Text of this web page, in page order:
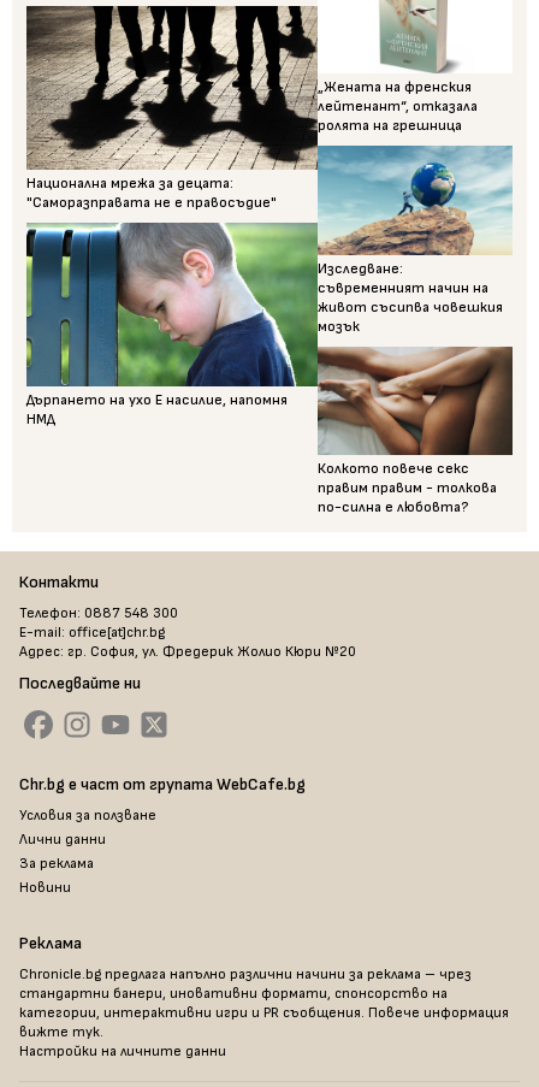
Национална мрежа за децата:
"Саморазправата не е правосъдие"
Дърпането на ухо Е насилие, напомня
НМД
„Жената на френския
лейтенант“, отказала
ролята на грешница
Изследване:
съвременният начин на
живот съсипва човешкия
мозък
Колкото повече секс
правим правим - толкова
по-силна е любовта?
Контакти
Телефон: 0887 548 300
E-mail: office[at]chr.bg
Адрес: гр. София, ул. Фредерик Жолио Кюри №20
Последвайте ни
Chr.bg е част от групата WebCafe.bg
Условия за ползване
Лични данни
За реклама
Новини
Реклама
Chronicle.bg предлага напълно различни начини за реклама – чрез
стандартни банери, иновативни формати, спонсорство на
категории, интерактивни игри и PR съобщения. Повече информация
вижте тук.
Настройки на личните данни